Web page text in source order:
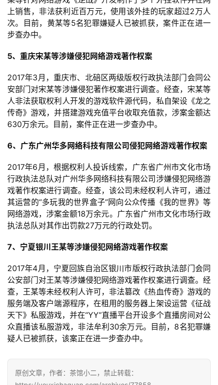
戏
2
2
5
第
十
三
届
茶
7
月
日
游
茶
对
接
会
上
上销售，非法获利近百万元，使用该外挂的玩家超过2万人
次。目前，黄某等5名犯罪嫌疑人已被抓获，案件正在进一
步查办中。
5、重庆宋某等涉嫌侵犯网络游戏著作权案
2017年3月，重庆市、北碚区两级版权行政执法部门会同公
安部门对宋某等涉嫌侵犯著作权案进行调查。经查，宋某等
人非法获取权利人开发的游戏软件源代码，私自架设《龙之
传奇》游戏，并搭建游戏充值平台收取充值款，涉案金额达
630万余元。目前，案件正在进一步查办中。
6、广东广州华多网络科技有限公司侵犯网络游戏著作权案
2017年6月，根据权利人投诉线索，广东省广州市文化市场
行政执法总队对广州华多网络科技有限公司涉嫌侵犯网络游
戏著作权案进行调查。经查，该公司未经权利人许可，通过
其运营的“多玩我的世界盒子”网向公众传播《我的世界》等
网络游戏，涉案金额18万余元。广东省广州市文化市场行政
执法总队对其作出罚款27万元的行政处罚。
7、宁夏银川王某等涉嫌侵犯网络游戏著作权案
2017年4月，宁夏回族自治区银川市版权行政执法部门会同
公安部门对王某等涉嫌侵犯网络游戏著作权案进行调查。经
查，王某等未经权利人许可，非法篡改《热血传奇》游戏的
服务端及客户端源程序，在租用的服务器上架设运营《征战
天下》私服游戏，并在“YY”直播平台开设多个直播房间对公
众直播该私服游戏，非法牟利30余万元。目前，8名犯罪嫌
疑人已被抓获，该案正在进一步查办中。
原创文章，作者：茶馆小二，禁止转载：